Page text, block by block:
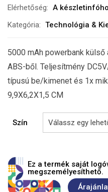
Elérhetőség: A
Kategória: Technológia &
5000 mAh powerbank
ABS-ből. Teljesítmény
típusú be/kimenet és 1x
9,9X6,2X1,5 CM
Szín
Ez a termék saját
megszemélyesíthető.